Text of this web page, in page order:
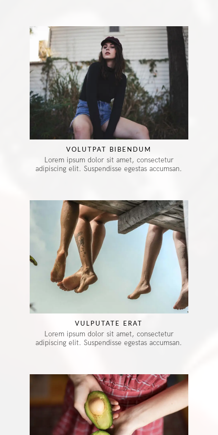
VOLUTPAT BIBENDUM
Lorem ipsum dolor sit amet, consectetur
adipiscing elit. Suspendisse egestas accumsan.
VULPUTATE ERAT
Lorem ipsum dolor sit amet, consectetur
adipiscing elit. Suspendisse egestas accumsan.